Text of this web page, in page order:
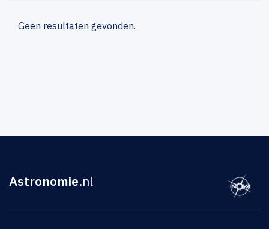
Geen resultaten gevonden.
Astronomie.nl